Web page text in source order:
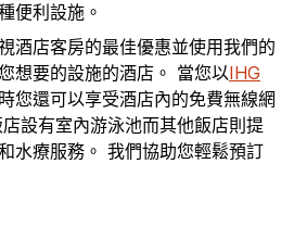
便利設施。
酒店客房的最佳優惠並使用我們的
想要的設施的酒店。 當您以IHG
您還可以享受酒店內的免費無線網
設有室內游泳池而其他飯店則提
水療服務。 我們協助您輕鬆預訂